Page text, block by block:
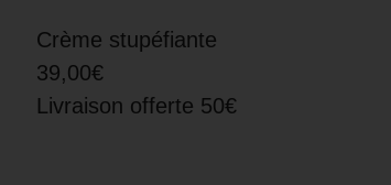
Crème stupéfiante
39,00€
Livraison offerte 50€